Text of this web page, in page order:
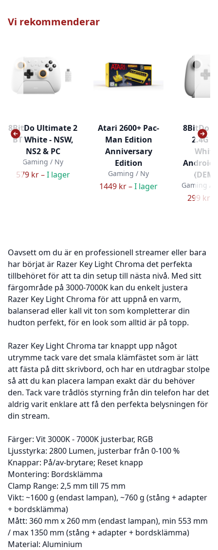
Vi rekommenderar
8BitDo Ultimate 2
BT White - NSW,
NS2 & PC
Gaming / Ny
579 kr –I lager
Atari 2600+ Pac-
Man Edition
Anniversary
Edition
Gaming / Ny
1449 kr –I lager
8BitDo
2.4G
Android
Gaming /
299 kr –
Oavsett om du är en professionell streamer eller bara
har börjat är Razer Key Light Chroma det perfekta
tillbehöret för att ta din setup till nästa nivå. Med sitt
färgområde på 3000-7000K kan du enkelt justera
Razer Key Light Chroma för att uppnå en varm,
balanserad eller kall vit ton som kompletterar din
hudton perfekt, för en look som alltid är på topp.
Razer Key Light Chroma tar knappt upp något
utrymme tack vare det smala klämfästet som är lätt
att fästa på ditt skrivbord, och har en utdragbar stolpe
så att du kan placera lampan exakt där du behöver
den. Tack vare trådlös styrning från din telefon har det
aldrig varit enklare att få den perfekta belysningen för
din stream.
Färger: Vit 3000K - 7000K justerbar, RGB
Ljusstyrka: 2800 Lumen, justerbar från 0-100 %
Knappar: På/av-brytare; Reset knapp
Montering: Bordsklämma
Clamp Range: 2,5 mm till 75 mm
Vikt: ~1600 g (endast lampan), ~760 g (stång + adapter
+ bordsklämma)
Mått: 360 mm x 260 mm (endast lampan), min 553 mm
/ max 1350 mm (stång + adapter + bordsklämma)
Material: Aluminium